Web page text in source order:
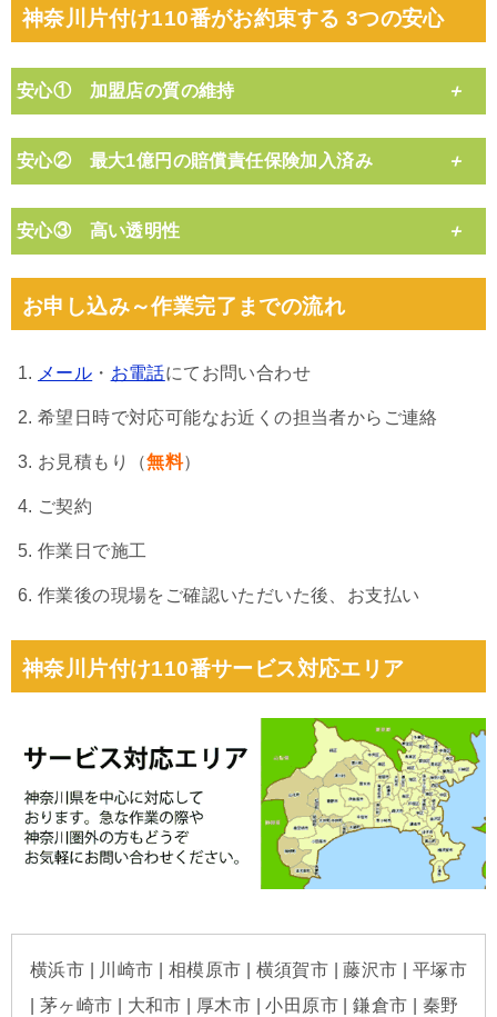
神奈川片付け110番がお約束する 3つの安心
安心① 加盟店の質の維持
安心② 最大1億円の賠償責任保険加入済み
安心③ 高い透明性
お申し込み～作業完了までの流れ
メール ・ お電話にてお問い合わせ
希望日時で対応可能なお近くの担当者からご連絡
お見積もり（無料）
ご契約
作業日で施工
作業後の現場をご確認いただいた後、お支払い
神奈川片付け110番サービス対応エリア
横浜市 | 川崎市 | 相模原市 | 横須賀市 | 藤沢市 | 平塚市
| 茅ヶ崎市 | 大和市 | 厚木市 | 小田原市 | 鎌倉市 | 秦野